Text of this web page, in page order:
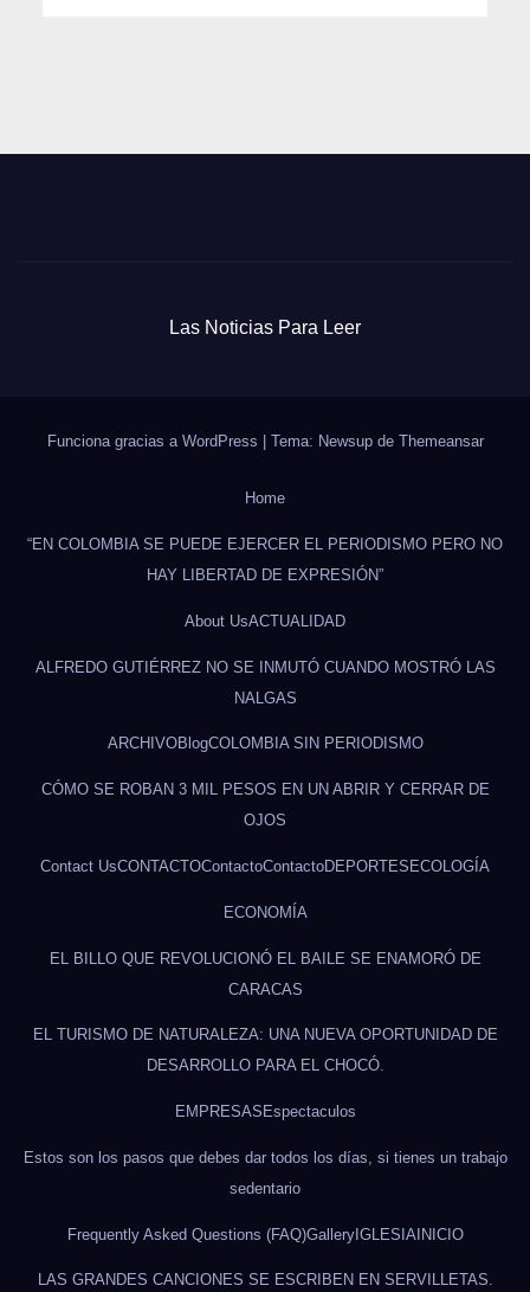
Las Noticias Para Leer
Funciona gracias a WordPress Tema: Newsup de Themeansar
Home
“EN COLOMBIA SE PUEDE EJERCER EL PERIODISMO PERO NO
HAY LIBERTAD DE EXPRESIÓN”
About UsACTUALIDAD
ALFREDO GUTIÉRREZ NO SE INMUTÓ CUANDO MOSTRÓ LAS
NALGAS
ARCHIVOBlogCOLOMBIA SIN PERIODISMO
CÓMO SE ROBAN 3 MIL PESOS EN UN ABRIR Y CERRAR DE
OJOS
Contact UsCONTACTOContactoContactoDEPORTES ECOLOGÍA
ECONOMÍA
EL BILLO QUE REVOLUCIONÓ EL BAILE SE ENAMORÓ DE
CARACAS
EL TURISMO DE NATURALEZA: UNA NUEVA OPORTUNIDAD DE
DESARROLLO PARA EL CHOCÓ.
EMPRESAS Espectaculos
Estos son los pasos que debes dar todos los días, si tienes un trabajo
sedentario
Frequently Asked Questions (FAQ)GalleryIGLESIAINICIO
LAS GRANDES CANCIONES SE ESCRIBEN EN SERVILLETAS.